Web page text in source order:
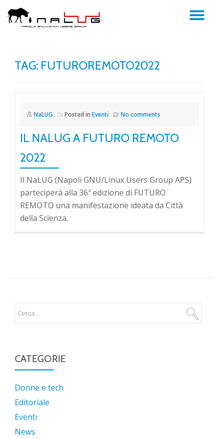
Skip
TAG: FUTUROREMOTO2022
NaLUG Posted in Eventi No comments
IL NALUG A FUTURO REMOTO
2022
Il NaLUG (Napoli GNU/Linux Users Group APS)
parteciperà alla 36ª edizione di FUTURO
REMOTO una manifestazione ideata da Città
della Scienza.
CATEGORIE
Donne e tech
Editoriale
Eventi
News